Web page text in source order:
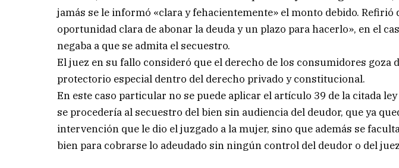
jamás se le informó «clara y fehacientemente» el monto debido. Refirió
oportunidad clara de abonar la deuda y un plazo para hacerlo», en el
negaba a que se admita el secuestro.
El juez en su fallo consideró que el derecho de los consumidores goza
protectorio especial dentro del derecho privado y constitucional.
En este caso particular no se puede aplicar el artículo 39 de la citada
se procedería al secuestro del bien sin audiencia del deudor, que ya
intervención que le dio el juzgado a la mujer, sino que además se
bien para cobrarse lo adeudado sin ningún control del deudor o del